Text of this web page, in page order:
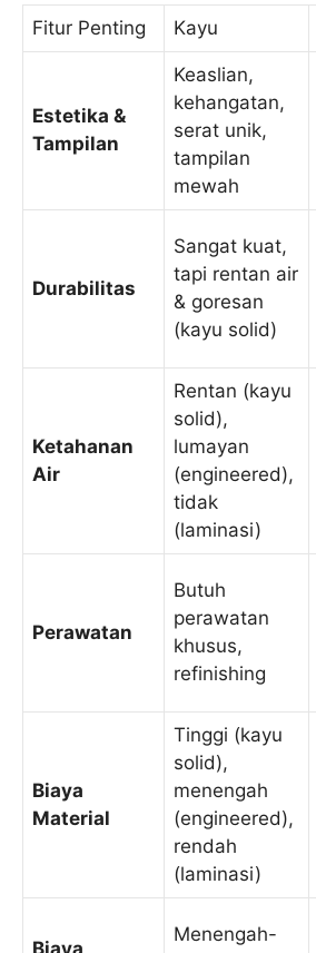
Fitur Penting Kayu
Estetika &
Tampilan
Keaslian,
kehangatan,
serat unik,
tampilan
mewah
Durabilitas
Sangat kuat,
tapi rentan air
& goresan
(kayu solid)
Ketahanan
Air
Rentan (kayu
solid),
lumayan
(engineered),
tidak
(laminasi)
Perawatan
Butuh
perawatan
khusus,
refinishing
Biaya
Material
Tinggi (kayu
solid),
menengah
(engineered),
rendah
(laminasi)
Menengah-